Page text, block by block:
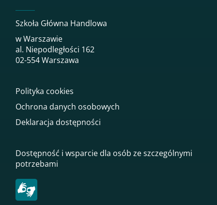
Szkoła Główna Handlowa
w Warszawie
al. Niepodległości 162
02-554 Warszawa
Polityka cookies
Ochrona danych osobowych
Deklaracja dostępności
Dostępność i wsparcie dla osób ze szczególnymi
potrzebami